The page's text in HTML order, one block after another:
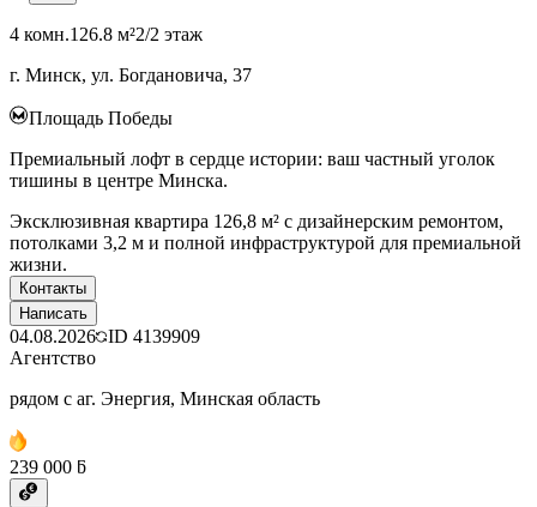
4 комн.126.8 м²2/2 этаж
г. Минск, ул. Богдановича, 37
Площадь Победы
Премиальный лофт в сердце истории: ваш частный уголок
тишины в центре Минска.
Эксклюзивная квартира 126,8 м² с дизайнерским ремонтом,
потолками 3,2 м и полной инфраструктурой для премиальной
жизни.
Контакты
Написать
04.08.2026 ID 4139909
Агентство
рядом с аг. Энергия, Минская область
239 000 ƃ